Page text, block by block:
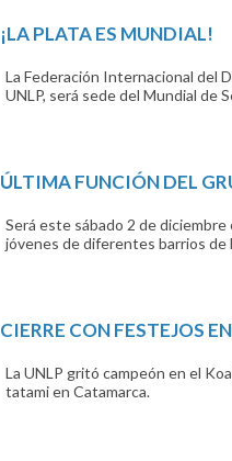
¡LA PLATA ES MUNDIAL!
La Federación Internacional del
UNLP, será sede del Mundial de
ÚLTIMA FUNCIÓN DEL
Será este sábado 2 de
jóvenes de diferentes barrios de
CIERRE CON FESTEJOS
La UNLP gritó campeón en el
tatami en Catamarca.